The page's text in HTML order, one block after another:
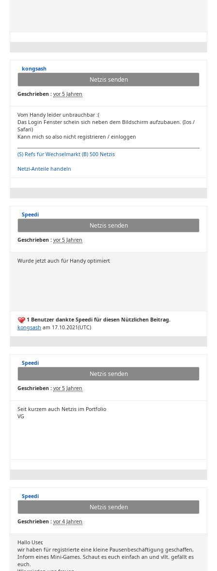
kongsash
Netzis senden
Geschrieben : vor 5 Jahren
Vom Handy leider unbrauchbar :(
Das Login Fenster schein sich neben dem Bildschirm aufzubauen. (Ios /
Safari)
Kann mich so also nicht registrieren / einloggen
(S) Refs für Wechselmarkt (B) 500 Netzis
Netzi-Anteile handeln
Speedi
Netzis senden
Geschrieben : vor 5 Jahren
Wurde jetzt auch für Handy optimiert
1 Benutzer dankte Speedi für diesen Nützlichen Beitrag.
kongsash am 17.10.2021(UTC)
Speedi
Netzis senden
Geschrieben : vor 5 Jahren
Seit kurzem auch Netzis im Portfolio
VG
Speedi
Netzis senden
Geschrieben : vor 4 Jahren
Hallo User,
wir haben für registrierte eine kleine Pausenbeschäftigung geschaffen,
Inform eines Mini-Games. Schaut es euch einfach an und vllt. gefällt es
euch.